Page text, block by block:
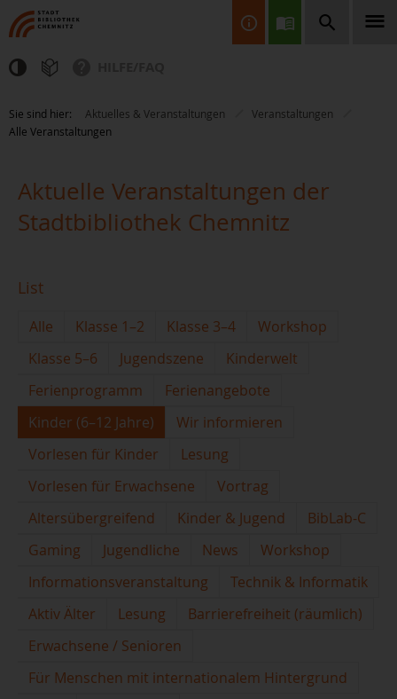
Finden Sie Informationen, Bücher, CDs & DVDs, Spiele, BluRays,
Zeitschriften und vieles mehr...
Sie sind hier: Aktuelles & Veranstaltungen
Veranstaltungen
Alle Veranstaltungen
Aktuelle Veranstaltungen der
Stadtbibliothek Chemnitz
List
Alle Klasse 1–2 Klasse 3–4
Workshop
Klasse 5–6
Jugendszene
Kinderwelt
Ferienprogramm
Ferienangebote
Kinder (6–12 Jahre)
Wir informieren
Vorlesen für Kinder
Lesung
Vorlesen für Erwachsene
Vortrag
Altersübergreifend
Kinder & Jugend
BibLab-C
Gaming
Jugendliche News
Workshop
Informationsveranstaltung
Technik & Informatik
Aktiv Älter
Lesung
Barrierefreiheit (räumlich)
Erwachsene / Senioren
Für Menschen mit internationalem Hintergrund